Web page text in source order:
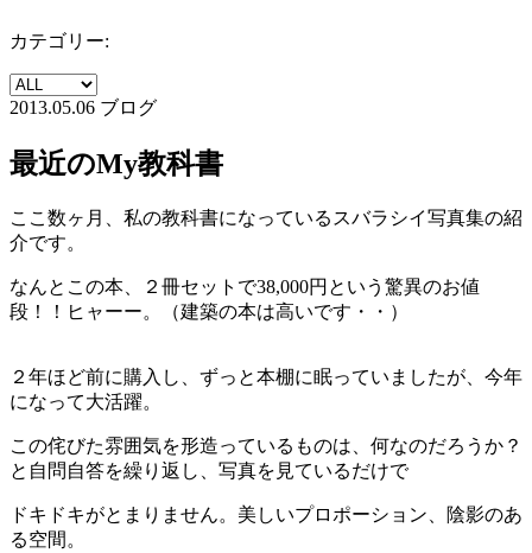
カテゴリー:
2013.05.06 ブログ
最近のMy教科書
ここ数ヶ月、私の教科書になっているスバラシイ写真集の紹
介です。
なんとこの本、２冊セットで38,000円という驚異のお値
段！！ヒャーー。（建築の本は高いです・・）
２年ほど前に購入し、ずっと本棚に眠っていましたが、今年
になって大活躍。
この侘びた雰囲気を形造っているものは、何なのだろうか？
と自問自答を繰り返し、写真を見ているだけで
ドキドキがとまりません。美しいプロポーション、陰影のあ
る空間。